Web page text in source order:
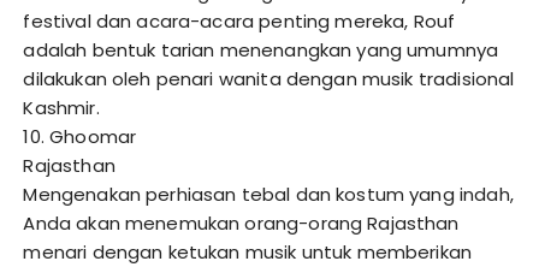
festival dan acara-acara penting mereka, Rouf
adalah bentuk tarian menenangkan yang umumnya
dilakukan oleh penari wanita dengan musik tradisional
Kashmir.
10. Ghoomar
Rajasthan
Mengenakan perhiasan tebal dan kostum yang indah,
Anda akan menemukan orang-orang Rajasthan
menari dengan ketukan musik untuk memberikan